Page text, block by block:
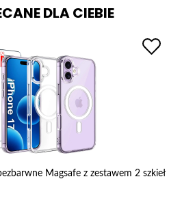
DLA CIEBIE
Magsafe z zestawem 2 szkieł